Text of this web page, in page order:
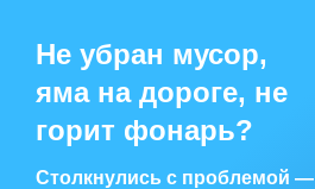
Не убран мусор,
яма на дороге, не
горит фонарь?
Столкнулись с проблемой —